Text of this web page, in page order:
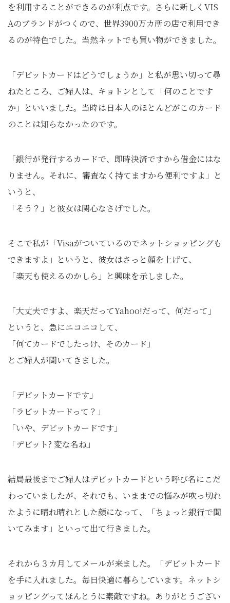
を利用することができるのが利点です。さらに新しくVIS
Aのブランドがつくので、世界3900万カ所の店で利用でき
るのが特色でした。当然ネットでも買い物ができました。
「デビットカードはどうでしょうか」と私が思い切って尋
ねたところ、ご婦人は、キョトンとして「何のことです
か」といいました。当時は日本人のほとんどがこのカード
のことは知らなかったのです。
「銀行が発行するカードで、即時決済ですから借金にはな
りません。それに、審査なく持てますから便利ですよ」と
いうと、
「そう？」と彼女は関心なさげでした。
そこで私が「Visaがついているのでネットショッピングも
できますよ」というと、彼女はさっと顔を上げて、
「楽天も使えるのかしら」と興味を示しました。
「大丈夫ですよ、楽天だってYahoo!だって、何だって」
というと、急にニコニコして、
「何てカードでしたっけ、そのカード」
とご婦人が聞いてきました。
「デビットカードです」
「ラビットカードって？」
「いや、デビットカードです」
「デビット? 変な名ね」
結局最後までご婦人はデビットカードという呼び名にこだ
わっていましたが、それでも、いままでの悩みが吹っ切れ
たように晴れ晴れとした顔になって、「ちょっと銀行で聞
いてみます」といって出て行きました。
それから３カ月してメールが来ました。「デビットカード
を手に入れました。毎日快適に暮らしています。ネットシ
ョッピングってほんとうに素敵ですね。ありがとうござい